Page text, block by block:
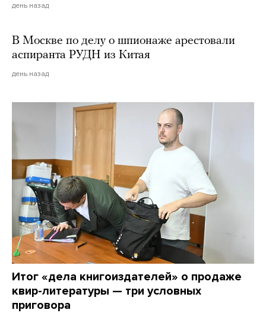
день назад
В Москве по делу о шпионаже арестовали
аспиранта РУДН из Китая
день назад
Итог «дела книгоиздателей» о продаже
квир-литературы — три условных
приговора